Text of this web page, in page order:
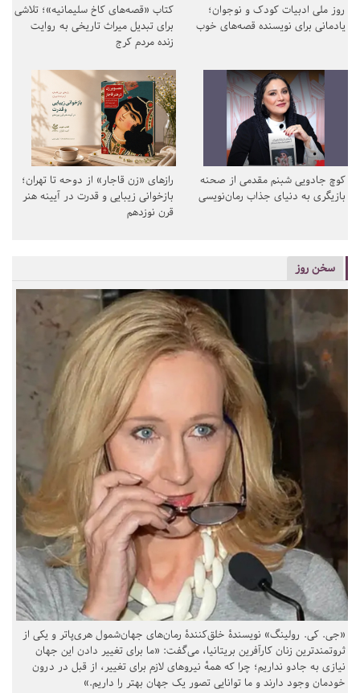
روز ملی ادبیات کودک و نوجوان؛
یادمانی برای نویسنده قصه‌های خوب
کتاب «قصه‌های کاخ سلیمانیه»؛ تلاشی
برای تبدیل میراث تاریخی به روایت
زنده مردم کرج
کوچ جادویی شبنم مقدمی از صحنه
بازیگری به دنیای جذاب رمان‌نویسی
رازهای «زن قاجار» از دوحه تا تهران؛
بازخوانی زیبایی و قدرت در آیینه هنر
قرن نوزدهم
سخن روز
«جی. کی. رولینگ» نویسندهٔ خلق‌کنندهٔ رمان‌های جهان‌شمول هری‌پاتر و یکی از
ثروتمندترین زنان کارآفرین بریتانیا، می‌گفت: «ما برای تغییر دادن این جهان
نیازی به جادو نداریم؛ چرا که همهٔ نیروهای لازم برای تغییر، از قبل در درون
خودمان وجود دارند و ما توانایی تصور یک جهان بهتر را داریم.»